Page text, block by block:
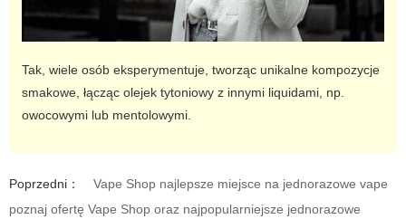
Tak, wiele osób eksperymentuje, tworząc unikalne kompozycje
smakowe, łącząc olejek tytoniowy z innymi liquidami, np.
owocowymi lub mentolowymi.
Poprzedni：
Vape Shop najlepsze miejsce na jednorazowe vape
poznaj ofertę Vape Shop oraz najpopularniejsze jednorazowe